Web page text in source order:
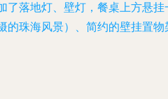
落地灯、壁灯，餐桌上方悬
珠海风景）、简约的壁挂置